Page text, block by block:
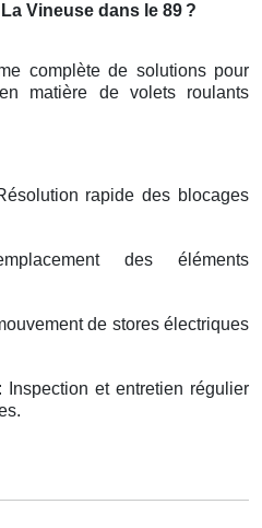
Vineuse dans le 89 ?
complète de solutions pour
matière de volets roulants
rapide des blocages
des éléments
de stores électriques
: Inspection et entretien régulier